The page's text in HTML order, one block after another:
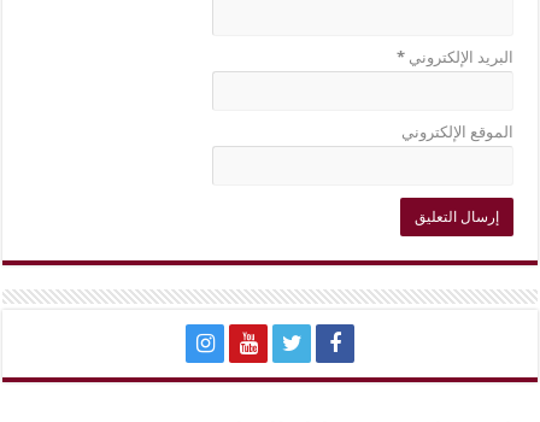
البريد الإلكتروني*
الموقع الإلكتروني